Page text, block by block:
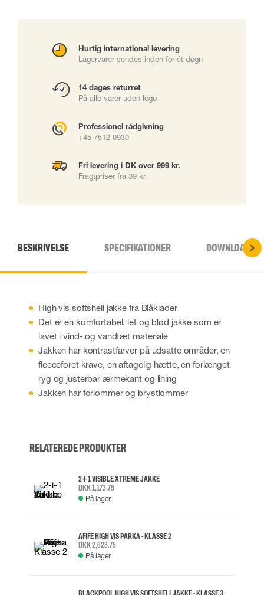
Hurtig international levering
Lagervarer sendes inden for ét døgn
14 dages returret
På alle varer uden logo
Professionel rådgivning
+45 7512 0930
Fri levering i DK over 999 kr.
Fragtpriser fra 39 kr.
BESKRIVELSE SPECIFIKATIONER DOWNLOADS
High vis softshell jakke fra Blåkläder
Det er en komfortabel, let og blød jakke som er
lavet i vind- og vandtæt materiale
Jakken har kontrastfarver på udsatte områder, en
fleeceforet krave, en aftagelig hætte, en forlænget
ryg og justerbar ærmekant og lining
Jakken har forlommer og brystlommer
RELATEREDE PRODUKTER
2-I-1 VISIBLE XTREME JAKKE
DKK 1,173.75
På lager
AFIFE HIGH VIS PARKA - KLASSE 2
DKK 2,623.75
På lager
BLACKPOOL HIGH VIS SOFTSHELLJAKKE - KLASSE 3